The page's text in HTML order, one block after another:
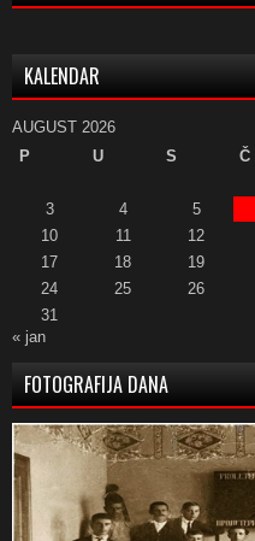
KALENDAR
AUGUST 2026
P
U S Č
3
4 5
10
11 12
17
18 19
24
25 26
31
« jan
FOTOGRAFIJA DANA